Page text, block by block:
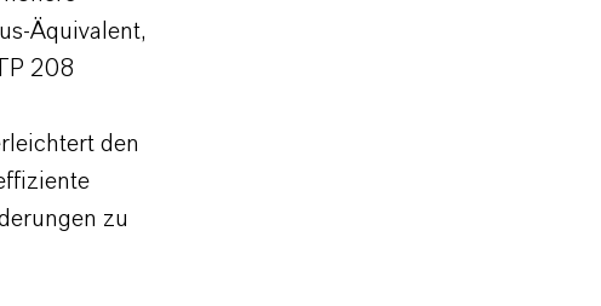
Äquivalent,
208
den
zu